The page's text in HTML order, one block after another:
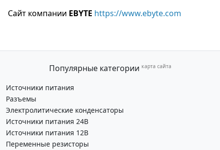
Сайт компании EBYTE https://www.ebyte.com
Популярные категории карта сайта
Источники питания
Разъемы
Электролитические конденсаторы
Источники питания 24В
Источники питания 12В
Переменные резисторы